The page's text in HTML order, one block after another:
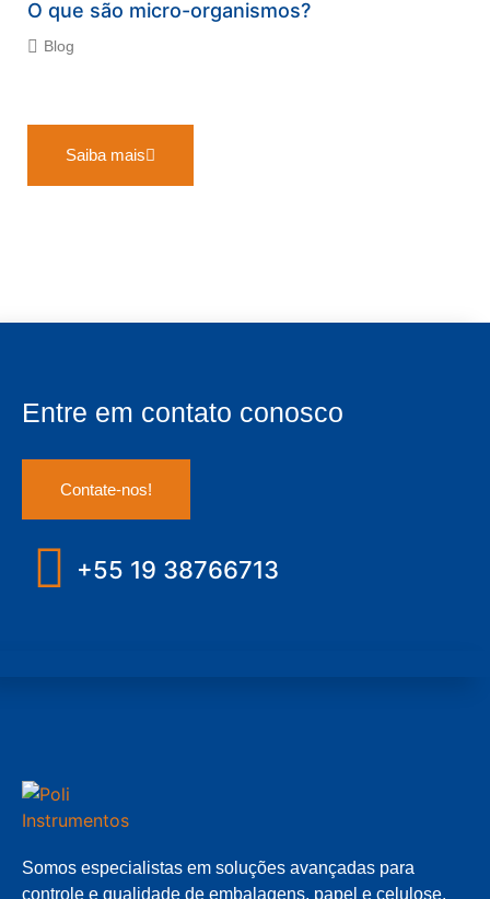
O que são micro-organismos?
Blog
Saiba mais
Entre em contato conosco
Contate-nos!
+55 19 38766713
Somos especialistas em soluções avançadas para
controle e qualidade de embalagens, papel e celulose.